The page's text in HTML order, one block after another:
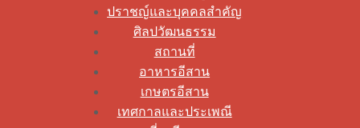
ปราชญ์และบุคคลสำคัญ
ศิลปวัฒนธรรม
สถานที่
อาหารอีสาน
เกษตรอีสาน
เทศกาลและประเพณี